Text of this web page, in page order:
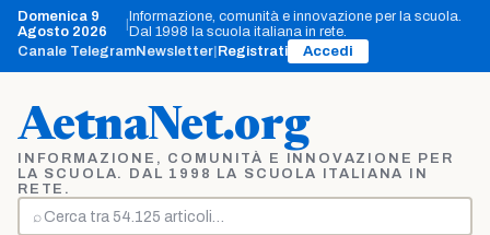
Vai
contenuto
Domenica 9
Agosto 2026
|Informazione, comunità e innovazione per la scuola.
Dal 1998 la scuola italiana in rete.
Canale TelegramNewsletter Registrati Accedi
AetnaNet.org
INFORMAZIONE, COMUNITÀ E INNOVAZIONE PER
LA SCUOLA. DAL 1998 LA SCUOLA ITALIANA IN
RETE.
⌕
Cerca